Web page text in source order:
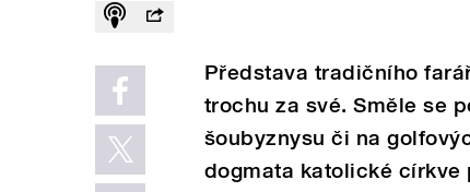
Představa tradičního
trochu za své. Směle se
šoubyznysu či na
dogmata katolické